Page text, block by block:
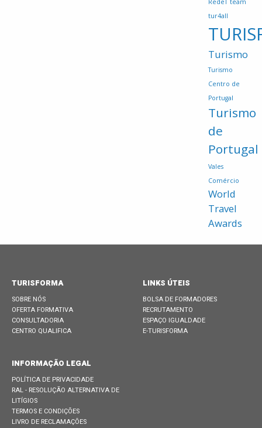
RedeT
team
tur4all
Turismo
Turismo
Centro de
Portugal
Turismo
de
Portugal
Vales
Comércio
World
Travel
Awards
TURISFORMA
SOBRE NÓS
OFERTA FORMATIVA
CONSULTADORIA
CENTRO QUALIFICA
LINKS ÚTEIS
BOLSA DE FORMADORES
RECRUTAMENTO
ESPAÇO IGUALDADE
E-TURISFORMA
INFORMAÇÃO LEGAL
POLÍTICA DE PRIVACIDADE
RAL - RESOLUÇÃO ALTERNATIVA DE
LITÍGIOS
TERMOS E CONDIÇÕES
LIVRO DE RECLAMAÇÕES